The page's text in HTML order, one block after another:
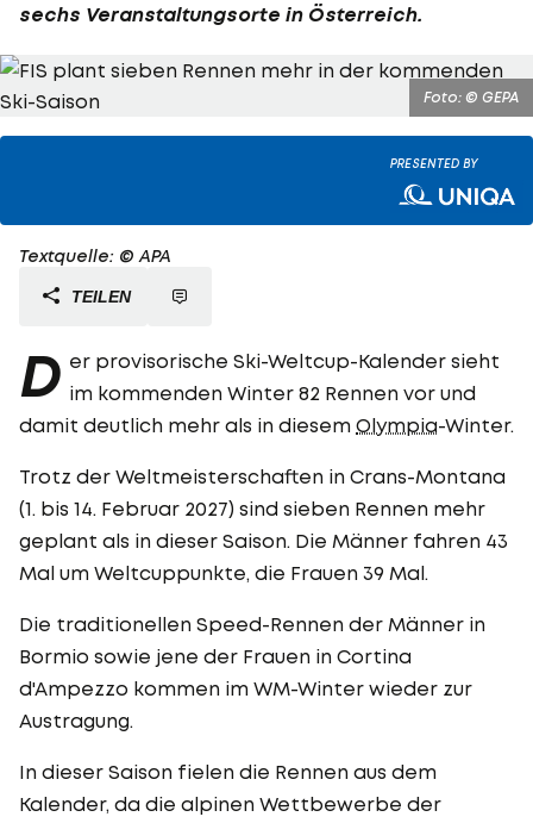
sechs Veranstaltungsorte in Österreich.
Foto: © GEPA
PRESENTED BY
Textquelle: © APA
TEILEN
D er provisorische Ski-Weltcup-Kalender sieht
im kommenden Winter 82 Rennen vor und
damit deutlich mehr als in diesem Olympia-Winter.
Trotz der Weltmeisterschaften in Crans-Montana
(1. bis 14. Februar 2027) sind sieben Rennen mehr
geplant als in dieser Saison. Die Männer fahren 43
Mal um Weltcuppunkte, die Frauen 39 Mal.
Die traditionellen Speed-Rennen der Männer in
Bormio sowie jene der Frauen in Cortina
d'Ampezzo kommen im WM-Winter wieder zur
Austragung.
In dieser Saison fielen die Rennen aus dem
Kalender, da die alpinen Wettbewerbe der